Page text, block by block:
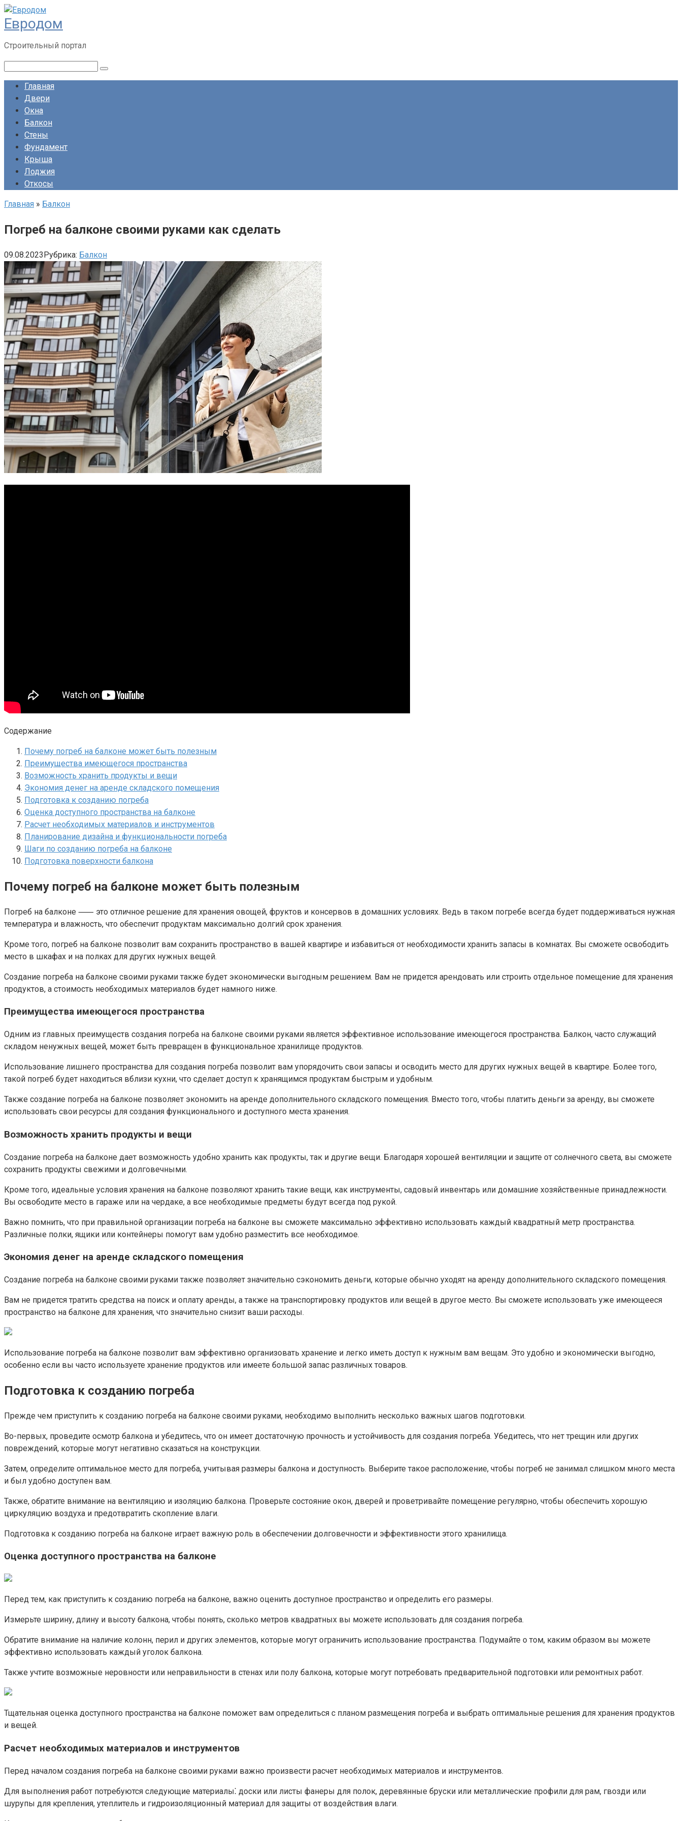
Перейти
к
контенту
Евродом
Строительный портал
Главная
Двери
Окна
Балкон
Стены
Фундамент
Крыша
Лоджия
Откосы
Главная » Балкон
Погреб на балконе своими руками как сделать
09.08.2023Рубрика: Балкон
Содержание
Почему погреб на балконе может быть полезным
Преимущества имеющегося пространства
Возможность хранить продукты и вещи
Экономия денег на аренде складского помещения
Подготовка к созданию погреба
Оценка доступного пространства на балконе
Расчет необходимых материалов и инструментов
Планирование дизайна и функциональности погреба
Шаги по созданию погреба на балконе
Подготовка поверхности балкона
Почему погреб на балконе может быть полезным
Погреб на балконе ⸺ это отличное решение для хранения овощей, фруктов и консервов в домашних условиях.​ Ведь в таком погребе всегда будет поддерживаться нужная
температура и влажность, что обеспечит продуктам максимально долгий срок хранения.​
Кроме того, погреб на балконе позволит вам сохранить пространство в вашей квартире и избавиться от необходимости хранить запасы в комнатах.​ Вы сможете освободить
место в шкафах и на полках для других нужных вещей.​
Создание погреба на балконе своими руками также будет экономически выгодным решением. Вам не придется арендовать или строить отдельное помещение для хранения
продуктов, а стоимость необходимых материалов будет намного ниже.​
Преимущества имеющегося пространства
Одним из главных преимуществ создания погреба на балконе своими руками является эффективное использование имеющегося пространства.​ Балкон, часто служащий
складом ненужных вещей, может быть превращен в функциональное хранилище продуктов.
Использование лишнего пространства для создания погреба позволит вам упорядочить свои запасы и осводить место для других нужных вещей в квартире.​ Более того,
такой погреб будет находиться вблизи кухни, что сделает доступ к хранящимся продуктам быстрым и удобным.​
Также создание погреба на балконе позволяет экономить на аренде дополнительного складского помещения.​ Вместо того, чтобы платить деньги за аренду, вы сможете
использовать свои ресурсы для создания функционального и доступного места хранения.​
Возможность хранить продукты и вещи
Создание погреба на балконе дает возможность удобно хранить как продукты, так и другие вещи.​ Благодаря хорошей вентиляции и защите от солнечного света, вы сможете
сохранить продукты свежими и долговечными.
Кроме того, идеальные условия хранения на балконе позволяют хранить такие вещи, как инструменты, садовый инвентарь или домашние хозяйственные принадлежности.​
Вы освободите место в гараже или на чердаке, а все необходимые предметы будут всегда под рукой.​
Важно помнить, что при правильной организации погреба на балконе вы сможете максимально эффективно использовать каждый квадратный метр пространства.​
Различные полки, ящики или контейнеры помогут вам удобно разместить все необходимое.
Экономия денег на аренде складского помещения
Создание погреба на балконе своими руками также позволяет значительно сэкономить деньги, которые обычно уходят на аренду дополнительного складского помещения.​
Вам не придется тратить средства на поиск и оплату аренды, а также на транспортировку продуктов или вещей в другое место. Вы сможете использовать уже имеющееся
пространство на балконе для хранения, что значительно снизит ваши расходы.​
Использование погреба на балконе позволит вам эффективно организовать хранение и легко иметь доступ к нужным вам вещам.​ Это удобно и экономически выгодно,
особенно если вы часто используете хранение продуктов или имеете большой запас различных товаров.​
Подготовка к созданию погреба
Прежде чем приступить к созданию погреба на балконе своими руками, необходимо выполнить несколько важных шагов подготовки.​
Во-первых, проведите осмотр балкона и убедитесь, что он имеет достаточную прочность и устойчивость для создания погреба.​ Убедитесь, что нет трещин или других
повреждений, которые могут негативно сказаться на конструкции.​
Затем, определите оптимальное место для погреба, учитывая размеры балкона и доступность.​ Выберите такое расположение, чтобы погреб не занимал слишком много места
и был удобно доступен вам.
Также, обратите внимание на вентиляцию и изоляцию балкона. Проверьте состояние окон, дверей и проветривайте помещение регулярно, чтобы обеспечить хорошую
циркуляцию воздуха и предотвратить скопление влаги.​
Подготовка к созданию погреба на балконе играет важную роль в обеспечении долговечности и эффективности этого хранилища.​
Оценка доступного пространства на балконе
Перед тем, как приступить к созданию погреба на балконе, важно оценить доступное пространство и определить его размеры.​
Измерьте ширину, длину и высоту балкона, чтобы понять, сколько метров квадратных вы можете использовать для создания погреба.​
Обратите внимание на наличие колонн, перил и других элементов, которые могут ограничить использование пространства.​ Подумайте о том, каким образом вы можете
эффективно использовать каждый уголок балкона.​
Также учтите возможные неровности или неправильности в стенах или полу балкона, которые могут потребовать предварительной подготовки или ремонтных работ.​
Тщательная оценка доступного пространства на балконе поможет вам определиться с планом размещения погреба и выбрать оптимальные решения для хранения продуктов
и вещей.​
Расчет необходимых материалов и инструментов
Перед началом создания погреба на балконе своими руками важно произвести расчет необходимых материалов и инструментов.​
Для выполнения работ потребуются следующие материалы⁚ доски или листы фанеры для полок, деревянные бруски или металлические профили для рам, гвозди или
шурупы для крепления, утеплитель и гидроизоляционный материал для защиты от воздействия влаги.​